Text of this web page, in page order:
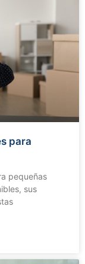
para
pequeñas
sus